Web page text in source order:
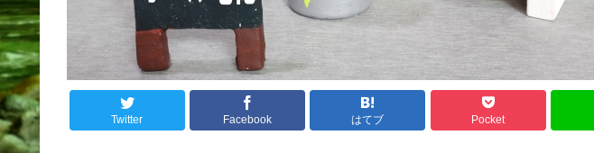
Twitter Facebook はてブ Pocket